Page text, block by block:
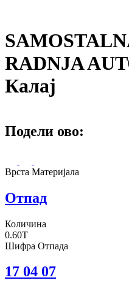
RADNJA
Калај
Подели ово:
Врста Материјала
Отпад
Количина
0.60T
Шифра Отпада
17 04 07